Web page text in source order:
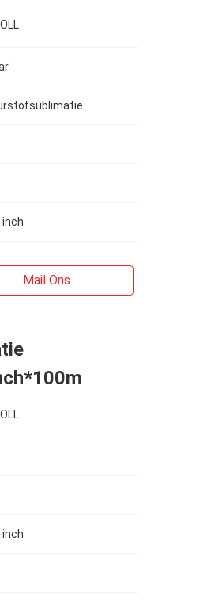
inch
Mail Ons
inch